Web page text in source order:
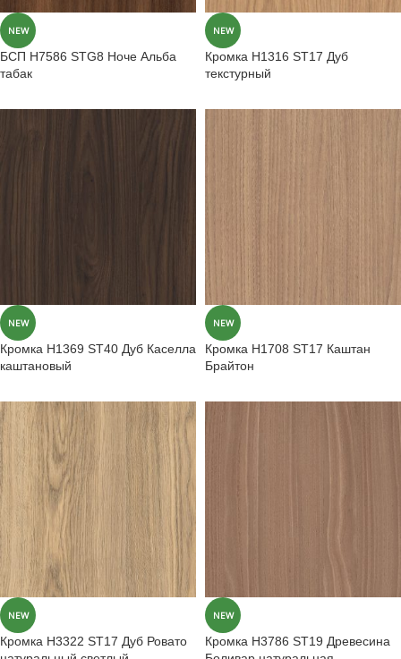
NEW
БСП H7586 STG8 Ноче Альба
табак
NEW
Кромка H1316 ST17 Дуб
текстурный
NEW
Кромка H1369 ST40 Дуб Каселла
каштановый
NEW
Кромка H1708 ST17 Каштан
Брайтон
NEW
Кромка H3322 ST17 Дуб Ровато
NEW
Кромка H3786 ST19 Древесина